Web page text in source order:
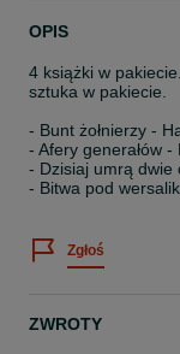
OPIS
4 książki w
sztuka w pakiecie.
- Bunt żołnierzy -
- Afery generałów
- Dzisiaj umrą dwie
- Bitwa pod
Zgłoś
ZWROTY